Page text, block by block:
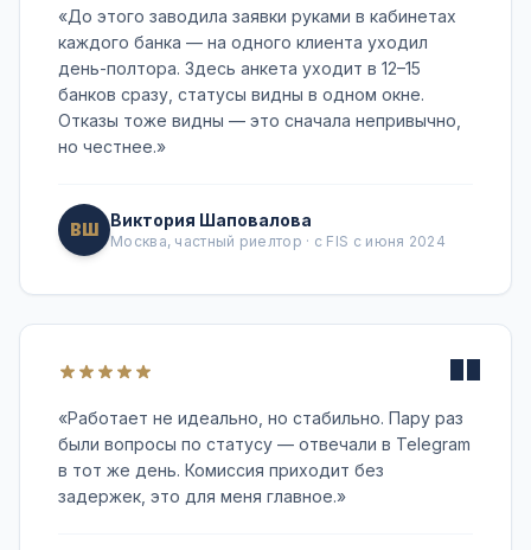
«До этого заводила заявки руками в кабинетах
каждого банка — на одного клиента уходил
день-полтора. Здесь анкета уходит в 12–15
банков сразу, статусы видны в одном окне.
Отказы тоже видны — это сначала непривычно,
но честнее.»
ВШ Виктория Шаповалова
Москва, частный риелтор · с FIS с июня 2024
"
«Работает не идеально, но стабильно. Пару раз
были вопросы по статусу — отвечали в Telegram
в тот же день. Комиссия приходит без
задержек, это для меня главное.»